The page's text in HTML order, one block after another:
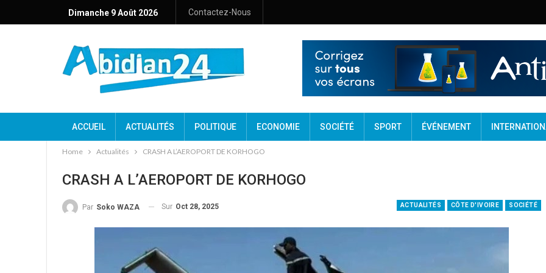
Dimanche 9 Août 2026 Contactez-Nous
ACCUEIL ACTUALITÉS POLITIQUE ECONOMIE SOCIÉTÉ SPORT ÉVÉNEMENT
Home Actualités CRASH A L’AEROPORT DE KORHOGO
CRASH A L’AEROPORT DE KORHOGO
ACTUALITÉS CÔTE D'IVOIRE SOCIÉTÉ
Par Soko WAZA Sur Oct 28, 2025